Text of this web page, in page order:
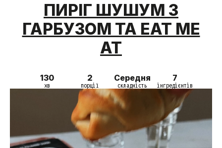
ПИРІГ ШУШУМ З
ГАРБУЗОМ ТА EAT ME
AT
130
хв
2
порції
Середня
складність
7
інгредієнтів